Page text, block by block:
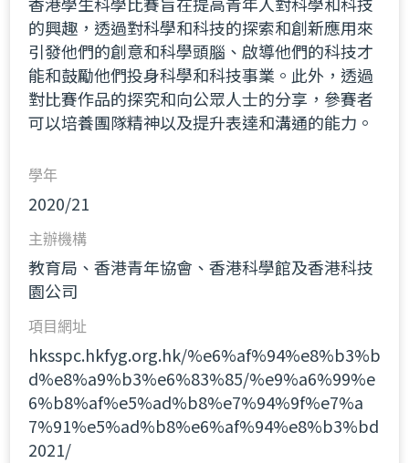
的興趣，透過對科學和科技的探索和創新應用來
引發他們的創意和科學頭腦、啟導他們的科技才
能和鼓勵他們投身科學和科技事業。此外，透過
對比賽作品的探究和向公眾人士的分享，參賽者
可以培養團隊精神以及提升表達和溝通的能力。
學年
2020/21
主辦機構
教育局、香港青年協會、香港科學館及香港科技
園公司
項目網址
hksspc.hkfyg.org.hk/%e6%af%94%e8%b3%b
d%e8%a9%b3%e6%83%85/%e9%a6%99%e
6%b8%af%e5%ad%b8%e7%94%9f%e7%a
7%91%e5%ad%b8%e6%af%94%e8%b3%bd
2021/